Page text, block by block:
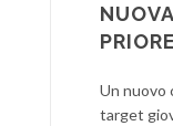
Un nuovo
target